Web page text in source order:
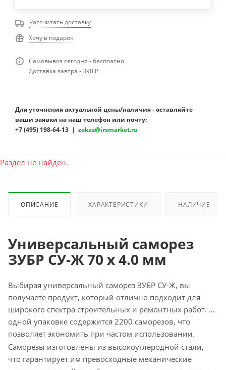
Рассчитать доставку
Хочу в подарок
Самовывоз сегодня - бесплатно
Доставка завтра - 390 ₽
Для уточнения актуальной цены/наличия - оставляйте
ваши заявки на наш телефон или почту:
+7 (495) 198-64-13 | zakaz@irsmarket.ru
Раздел не найден.
ОПИСАНИЕ ХАРАКТЕРИСТИКИ НАЛИЧИЕ
Универсальный саморез
ЗУБР СУ-Ж 70 х 4.0 мм
Выбирая универсальный саморез ЗУБР СУ-Ж, вы
получаете продукт, который отлично подходит для
широкого спектра строительных и ремонтных работ. В
одной упаковке содержится 2200 саморезов, что
позволяет экономить при частом использовании.
Саморезы изготовлены из высокоуглеродной стали,
что гарантирует им превосходные механические